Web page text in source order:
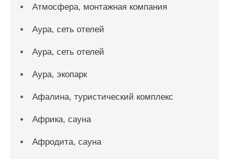
Атмосфера, монтажная компания
Аура, сеть отелей
Аура, сеть отелей
Аура, экопарк
Афалина, туристический комплекс
Африка, сауна
Афродита, сауна